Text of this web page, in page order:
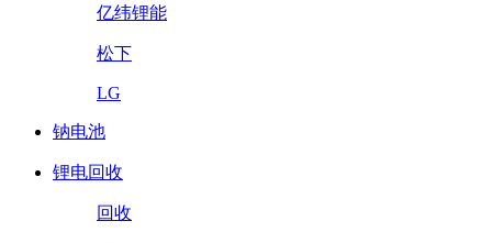
亿纬锂能
松下
LG
钠电池
锂电回收
回收